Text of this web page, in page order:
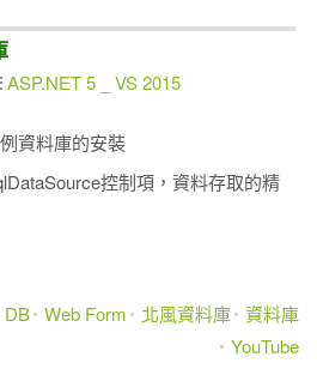
ASP.NET 5 _ VS 2015
資料庫的安裝
控制項，資料存取的精
DB Web Form 北風資料庫 資料庫
YouTube